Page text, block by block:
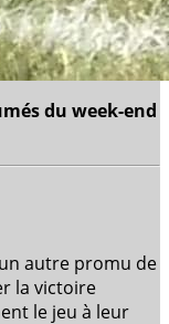
du week-end
autre promu de
la victoire
le jeu à leur